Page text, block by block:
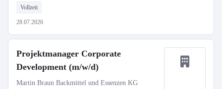
Vollzeit
28.07.2026
Projektmanager Corporate
Development (m/w/d)
Martin Braun Backmittel und Essenzen KG